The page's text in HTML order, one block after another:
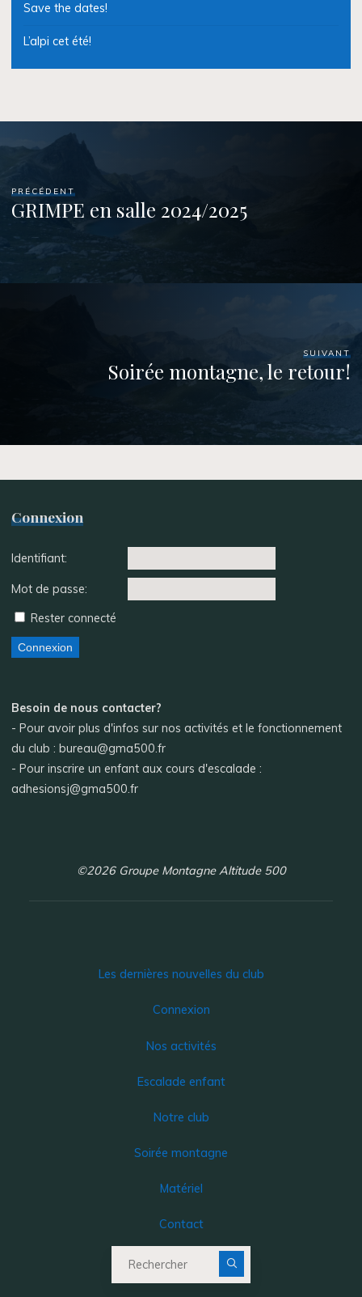
Save the dates!
L’alpi cet été!
PRÉCÉDENT
GRIMPE en salle 2024/2025
SUIVANT
Soirée montagne, le retour!
Connexion
Identifiant:
Mot de passe:
Rester connecté
Connexion
Besoin de nous contacter?
- Pour avoir plus d'infos sur nos activités et le fonctionnement
du club : bureau@gma500.fr
- Pour inscrire un enfant aux cours d'escalade :
adhesionsj@gma500.fr
©2026 Groupe Montagne Altitude 500
Les dernières nouvelles du club
Connexion
Nos activités
Escalade enfant
Notre club
Soirée montagne
Matériel
Contact